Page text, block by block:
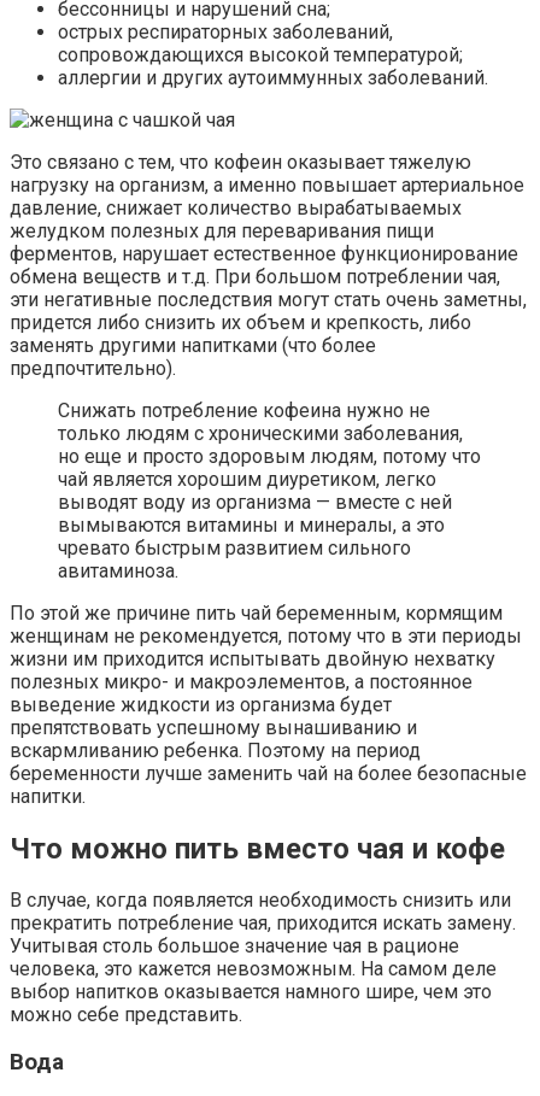
бессонницы и нарушений сна;
острых респираторных заболеваний,
сопровождающихся высокой температурой;
аллергии и других аутоиммунных заболеваний.
Это связано с тем, что кофеин оказывает тяжелую
нагрузку на организм, а именно повышает артериальное
давление, снижает количество вырабатываемых
желудком полезных для переваривания пищи
ферментов, нарушает естественное функционирование
обмена веществ и т.д. При большом потреблении чая,
эти негативные последствия могут стать очень заметны,
придется либо снизить их объем и крепкость, либо
заменять другими напитками (что более
предпочтительно).
Снижать потребление кофеина нужно не
только людям с хроническими заболевания,
но еще и просто здоровым людям, потому что
чай является хорошим диуретиком, легко
выводят воду из организма — вместе с ней
вымываются витамины и минералы, а это
чревато быстрым развитием сильного
авитаминоза.
По этой же причине пить чай беременным, кормящим
женщинам не рекомендуется, потому что в эти периоды
жизни им приходится испытывать двойную нехватку
полезных микро- и макроэлементов, а постоянное
выведение жидкости из организма будет
препятствовать успешному вынашиванию и
вскармливанию ребенка. Поэтому на период
беременности лучше заменить чай на более безопасные
напитки.
Что можно пить вместо чая и кофе
В случае, когда появляется необходимость снизить или
прекратить потребление чая, приходится искать замену.
Учитывая столь большое значение чая в рационе
человека, это кажется невозможным. На самом деле
выбор напитков оказывается намного шире, чем это
можно себе представить.
Вода